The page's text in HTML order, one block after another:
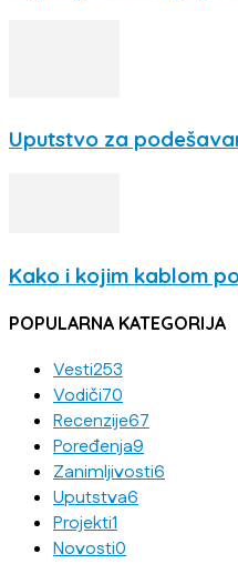
Uputstvo za
Kako i kojim kablom
POPULARNA KATEGORIJA
Vesti253
Vodiči70
Recenzije67
Poređenja9
Zanimljivosti6
Uputstva6
Projekti1
Novosti0